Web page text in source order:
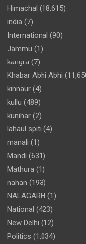
Himachal (18,615)
india (7)
International (90)
Jammu (1)
kangra (7)
Khabar Abhi Abhi
kinnaur (4)
kullu (489)
kunihar (2)
lahaul spiti (4)
manali (1)
Mandi (631)
Mathura (1)
nahan (193)
NALAGARH (1)
National (423)
New Delhi (12)
Politics (1,034)